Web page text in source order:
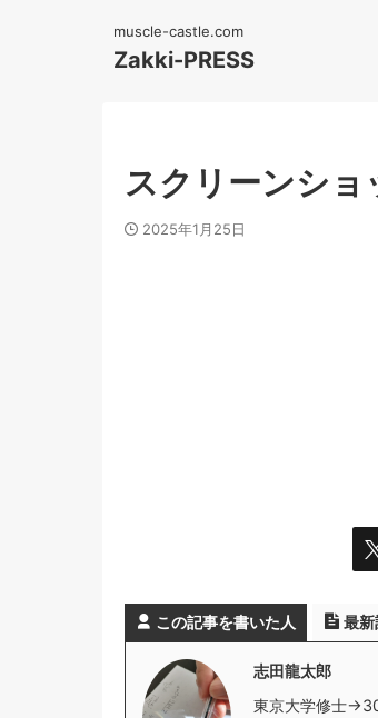
muscle-castle.com
Zakki-PRESS
スクリーンショ
2025年1月25日
この記事を書いた人 最
志田龍太郎
東京大学修士